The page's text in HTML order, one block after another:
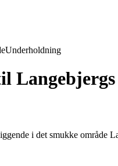
Underholdning
i det smukke